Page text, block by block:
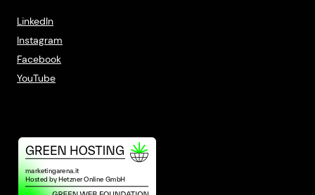
LinkedIn
Instagram
Facebook
YouTube